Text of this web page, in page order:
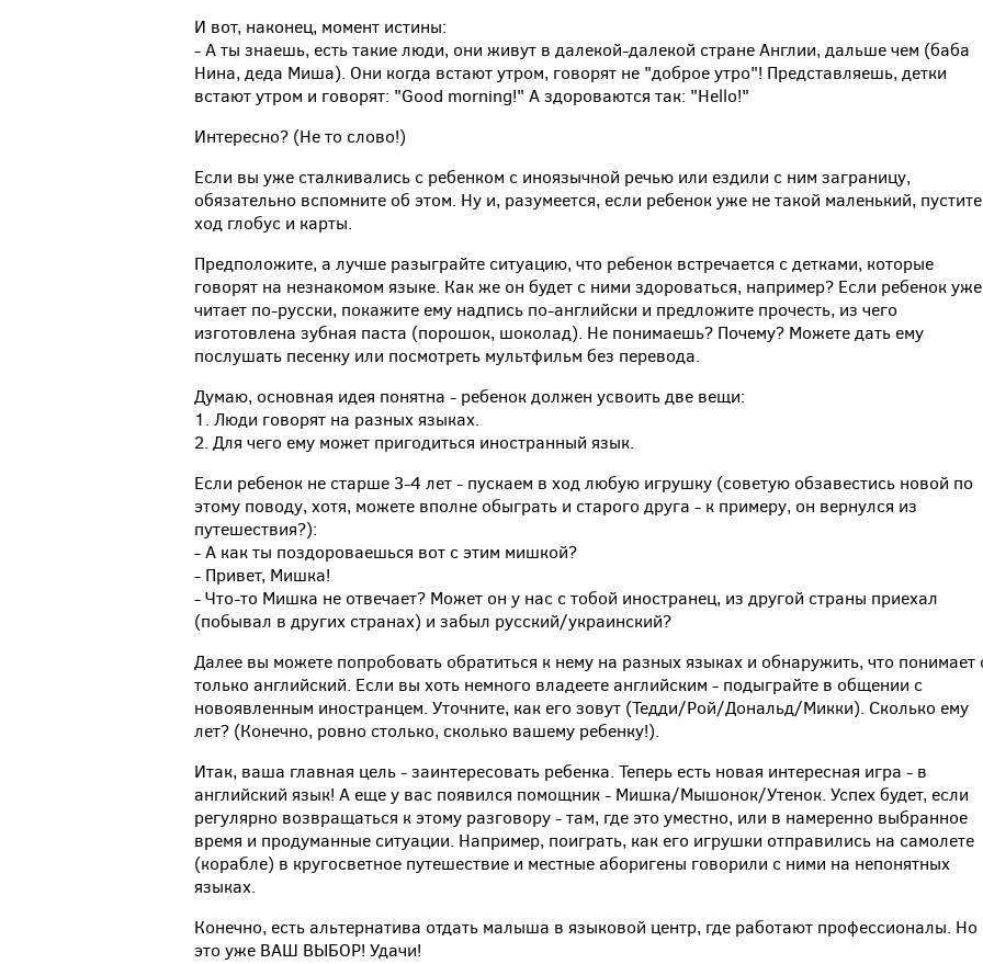
И вот, наконец, момент истины:
- А ты знаешь, есть такие люди, они живут в далекой-далекой стране Англии, дальше чем (баба
Нина, деда Миша). Они когда встают утром, говорят не "доброе утро"! Представляешь, детки
встают утром и говорят: "Good morning!" А здороваются так: "Hello!"
Интересно? (Не то слово!)
Если вы уже сталкивались с ребенком с иноязычной речью или ездили с ним заграницу,
обязательно вспомните об этом. Ну и, разумеется, если ребенок уже не такой маленький,
ход глобус и карты.
Предположите, а лучше разыграйте ситуацию, что ребенок встречается с детками, которые
говорят на незнакомом языке. Как же он будет с ними здороваться, например? Если ребенок уже
читает по-русски, покажите ему надпись по-английски и предложите прочесть, из чего
изготовлена зубная паста (порошок, шоколад). Не понимаешь? Почему? Можете дать ему
послушать песенку или посмотреть мультфильм без перевода.
Думаю, основная идея понятна - ребенок должен усвоить две вещи:
1. Люди говорят на разных языках.
2. Для чего ему может пригодиться иностранный язык.
Если ребенок не старше 3-4 лет - пускаем в ход любую игрушку (советую обзавестись новой по
этому поводу, хотя, можете вполне обыграть и старого друга - к примеру, он вернулся из
путешествия?):
- А как ты поздороваешься вот с этим мишкой?
- Привет, Мишка!
- Что-то Мишка не отвечает? Может он у нас с тобой иностранец, из другой страны приехал
(побывал в других странах) и забыл русский/украинский?
Далее вы можете попробовать обратиться к нему на разных языках и обнаружить, что понимает
только английский. Если вы хоть немного владеете английским - подыграйте в общении с
новоявленным иностранцем. Уточните, как его зовут (Тедди/Рой/Дональд/Микки). Сколько ему
лет? (Конечно, ровно столько, сколько вашему ребенку!).
Итак, ваша главная цель - заинтересовать ребенка. Теперь есть новая интересная игра - в
английский язык! А еще у вас появился помощник - Мишка/Мышонок/Утенок. Успех будет, если
регулярно возвращаться к этому разговору - там, где это уместно, или в намеренно выбранное
время и продуманные ситуации. Например, поиграть, как его игрушки отправились на самолете
(корабле) в кругосветное путешествие и местные аборигены говорили с ними на непонятных
языках.
Конечно, есть альтернатива отдать малыша в языковой центр, где работают профессионалы. Но
это уже ВАШ ВЫБОР! Удачи!